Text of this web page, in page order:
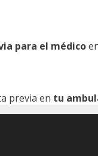
para el médico
previa en tu